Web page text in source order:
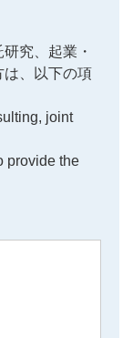
究、起業・
は、以下の項
joint
provide the